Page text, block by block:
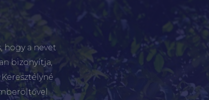
hogy a nevet
bizonyítja,